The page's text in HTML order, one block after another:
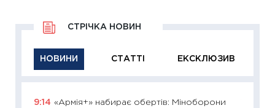
НОВИНИ СТАТТІ ЕКСКЛЮЗИВ
СТРІЧКА НОВИН
9:14 «Армія+» набирає обертів: Міноборони